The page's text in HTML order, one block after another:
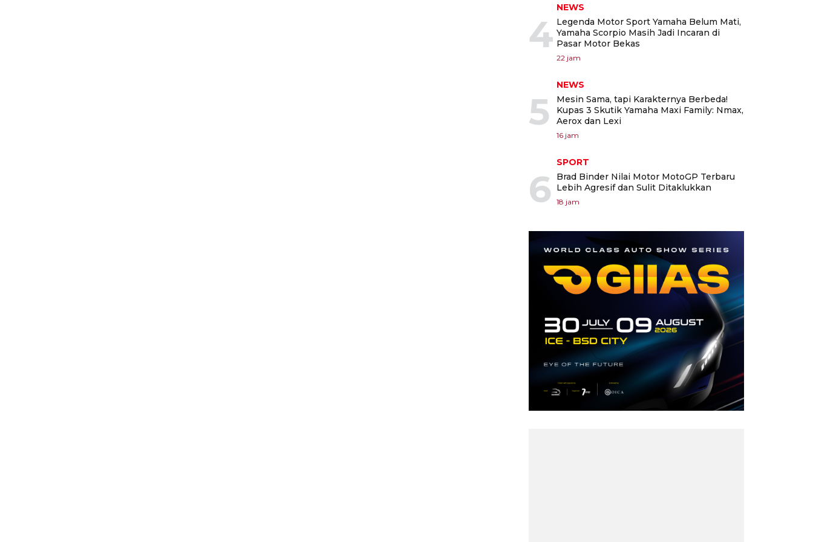
4
NEWS
Legenda Motor Sport Yamaha Belum Mati,
Yamaha Scorpio Masih Jadi Incaran di
Pasar Motor Bekas
22 jam
5
NEWS
Mesin Sama, tapi Karakternya Berbeda!
Kupas 3 Skutik Yamaha Maxi Family: Nmax,
Aerox dan Lexi
16 jam
6
SPORT
Brad Binder Nilai Motor MotoGP Terbaru
Lebih Agresif dan Sulit Ditaklukkan
18 jam